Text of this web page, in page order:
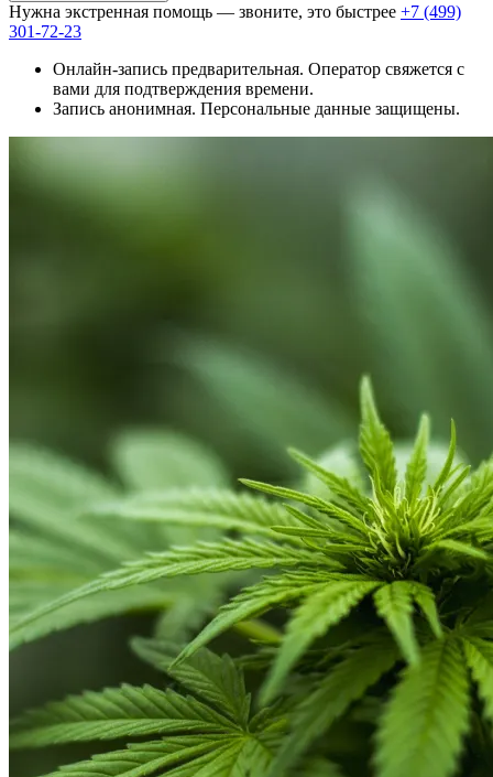
Нужна экстренная помощь — звоните, это быстрее +7 (499)
301-72-23
Онлайн-запись предварительная. Оператор свяжется с
вами для подтверждения времени.
Запись анонимная. Персональные данные защищены.